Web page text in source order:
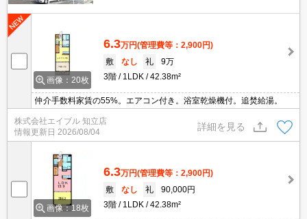
画像：20枚
6.3万円(管理費等：2,900円)
敷
なし 礼
9万
3階
1LDK 42.38m²
仲介手数料家賃の55%。エアコン付き。浴室乾燥機付。追焚給湯。
株式会社エイブル 知立店
情報更新日 2026/08/04
詳細を見る
画像：18枚
6.3万円(管理費等：2,900円)
敷
なし 礼
90,000円
3階
1LDK 42.38m²